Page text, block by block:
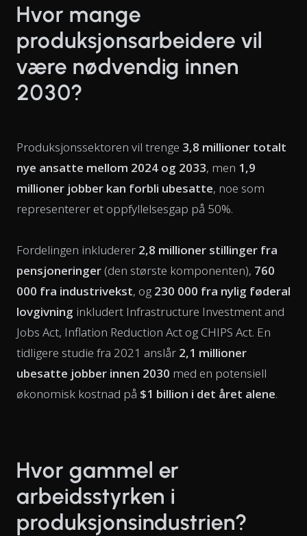
Hvor mange
produksjonsarbeidere vil
være nødvendig innen
2030?
Produksjonssektoren vil trenge 3,8 millioner totalt
nye ansatte mellom 2024 og 2033, men 1,9
millioner jobber kan forbli ubesatte, noe som
representerer et oppfyllelsesgap på 50%.
Fordelingen inkluderer 2,8 millioner stillinger fra
pensjoneringer (den største komponenten), 760
000 fra industrivekst, og 230 000 fra nylig føderal
lovgivning inkludert Infrastructure Investment and
Jobs Act, Inflation Reduction Act og CHIPS Act. En
tidligere studie fra 2021 anslår 2,1 millioner
ubesatte jobber innen 2030 med en potensiell
økonomisk kostnad på $1 billion i det året alene.
Hvor gammel er
arbeidsstyrken i
produksjonsindustrien?